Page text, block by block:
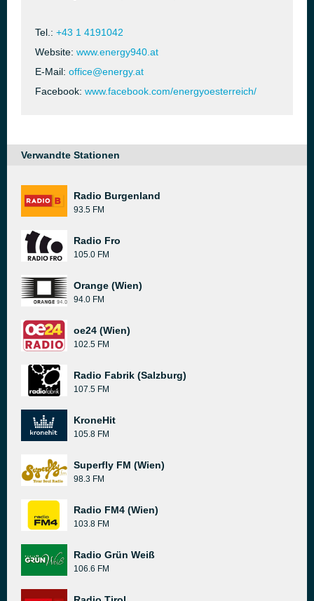
Tel.: +43 1 4191042
Website: www.energy940.at
E-Mail: office@energy.at
Facebook: www.facebook.com/energyoesterreich/
Verwandte Stationen
Radio Burgenland
93.5 FM
Radio Fro
105.0 FM
Orange (Wien)
94.0 FM
oe24 (Wien)
102.5 FM
Radio Fabrik (Salzburg)
107.5 FM
KroneHit
105.8 FM
Superfly FM (Wien)
98.3 FM
Radio FM4 (Wien)
103.8 FM
Radio Grün Weiß
106.6 FM